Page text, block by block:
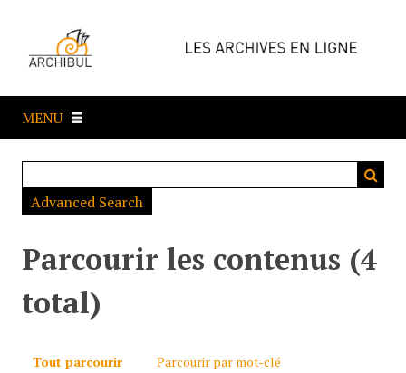
e
a
MENU
Advanced Search
Parcourir les contenus (4
total)
Tout parcourir
Parcourir par mot-clé